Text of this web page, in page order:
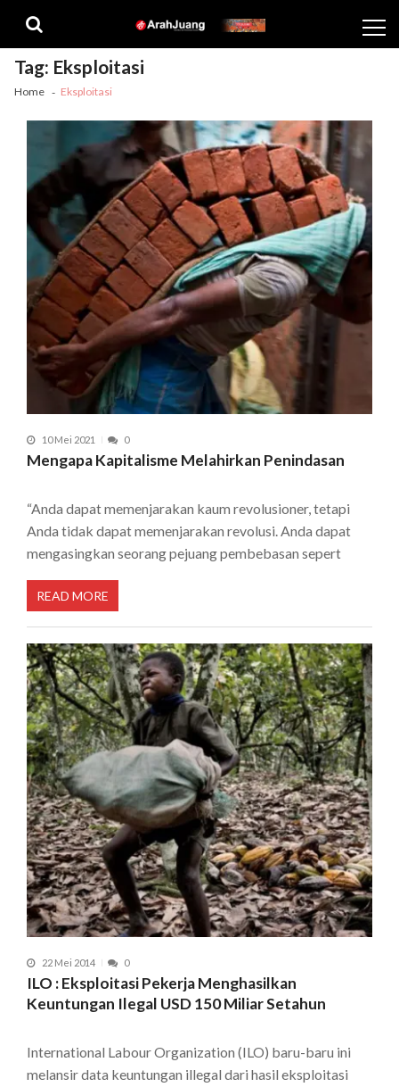
navigation
content
Tag: Eksploitasi
Home Eksploitasi
10 Mei 2021 0
Mengapa Kapitalisme Melahirkan Penindasan
“Anda dapat memenjarakan kaum revolusioner, tetapi
Anda tidak dapat memenjarakan revolusi. Anda dapat
mengasingkan seorang pejuang pembebasan sepert
READ MORE
22 Mei 2014 0
ILO : Eksploitasi Pekerja Menghasilkan
Keuntungan Ilegal USD 150 Miliar Setahun
International Labour Organization (ILO) baru-baru ini
melansir data keuntungan illegal dari hasil eksploitasi